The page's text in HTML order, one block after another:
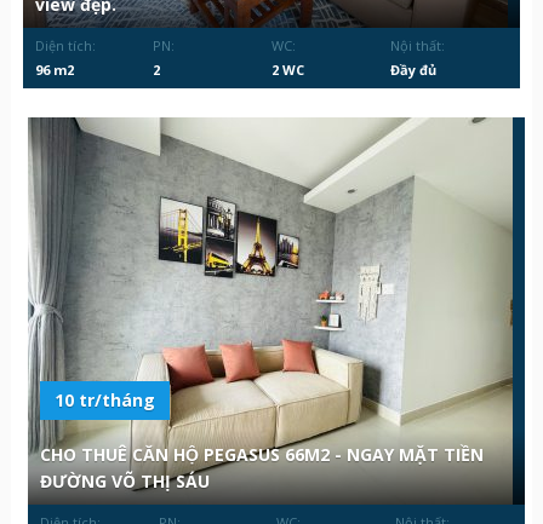
view đẹp.
Diện tích:
96 m2
PN:
2
WC:
2 WC
Nội thất:
Đầy đủ
10 tr/tháng
CHO THUÊ CĂN HỘ PEGASUS 66M2 - NGAY MẶT TIỀN
ĐƯỜNG VÕ THỊ SÁU